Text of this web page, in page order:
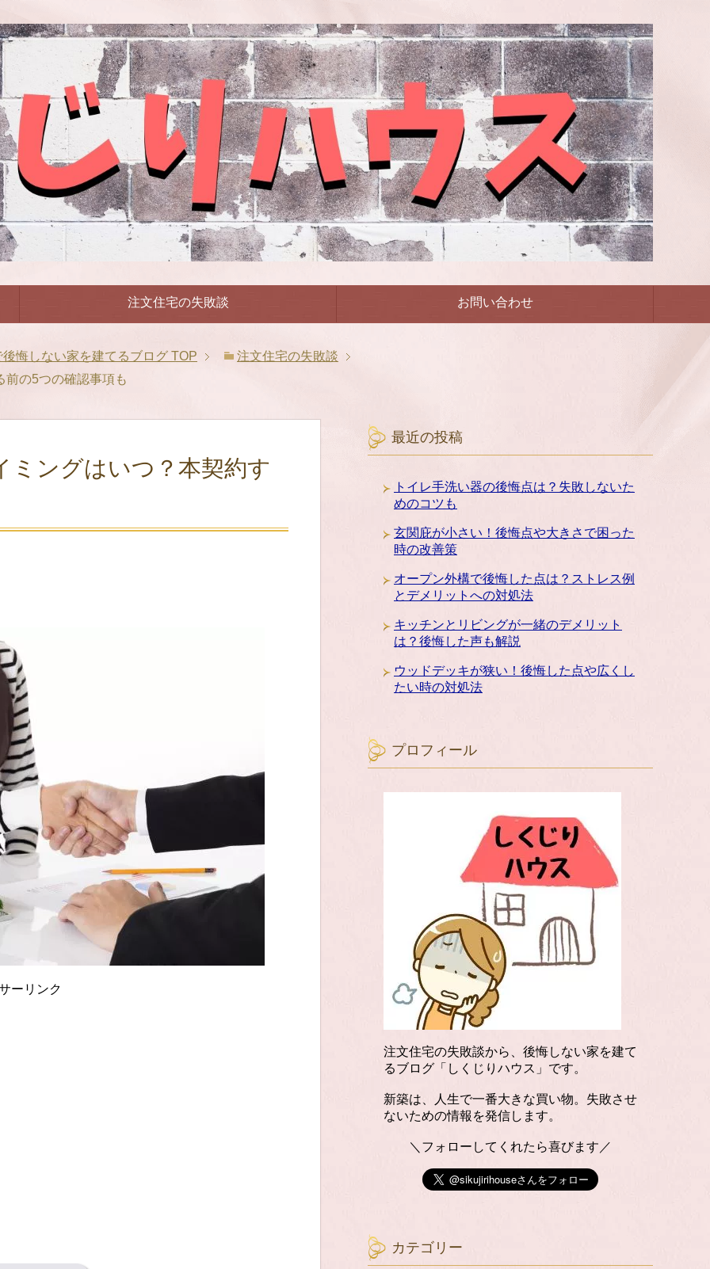
注文住宅の失敗談 お問い合わせ
悔しない家を建てるブログ TOP
注文住宅の失敗談
前の5つの確認事項も
ミングはいつ？本契約す
ーリンク
最近の投稿
トイレ手洗い器の後悔点は？失敗しないた
めのコツも
玄関庇が小さい！後悔点や大きさで困った
時の改善策
オープン外構で後悔した点は？ストレス例
とデメリットへの対処法
キッチンとリビングが一緒のデメリット
は？後悔した声も解説
ウッドデッキが狭い！後悔した点や広くし
たい時の対処法
プロフィール
注文住宅の失敗談から、後悔しない家を建て
るブログ「しくじりハウス」です。
新築は、人生で一番大きな買い物。失敗させ
ないための情報を発信します。
＼フォローしてくれたら喜びます／
カテゴリー